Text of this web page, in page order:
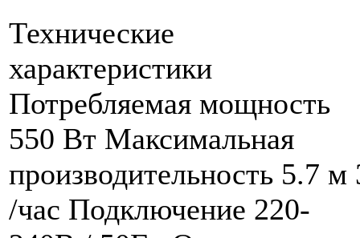
Технические
характеристики
Потребляемая мощность
550 Вт Максимальная
производительность 5.7 м
/час Подключение 220-